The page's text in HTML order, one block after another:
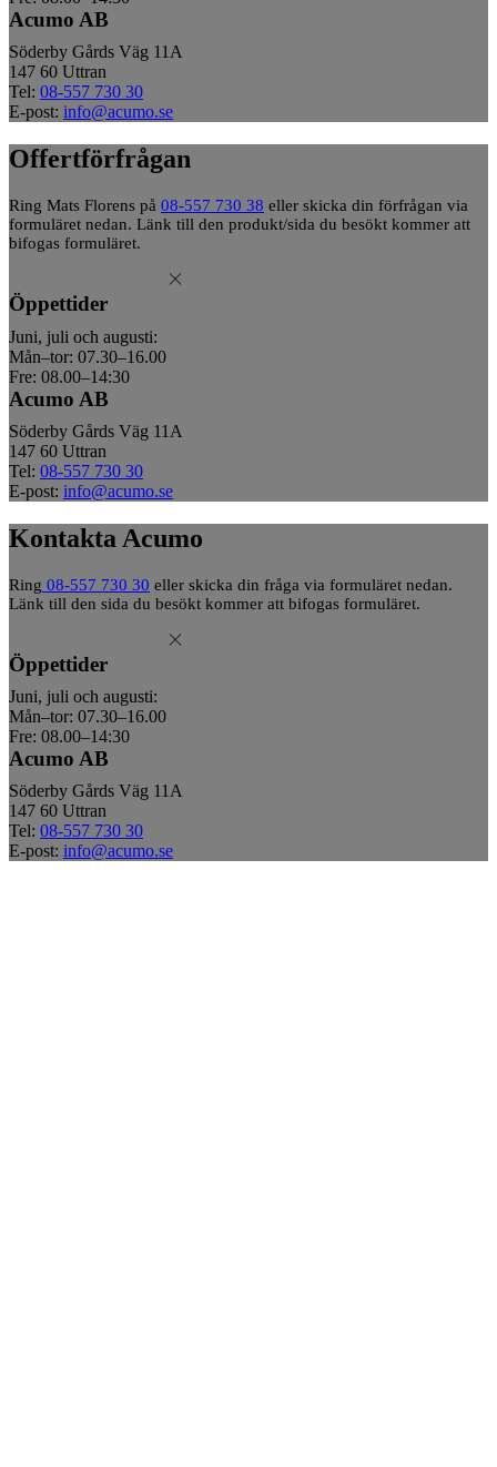
Acumo AB
Söderby Gårds Väg 11A
147 60 Uttran
Tel: 08-557 730 30
E-post: info@acumo.se
Offertförfrågan
Ring Mats Florens på 08-557 730 38 eller skicka din förfrågan via
formuläret nedan. Länk till den produkt/sida du besökt kommer att
bifogas formuläret.
Öppettider
Juni, juli och augusti:
Mån–tor: 07.30–16.00
Fre: 08.00–14:30
Acumo AB
Söderby Gårds Väg 11A
147 60 Uttran
Tel: 08-557 730 30
E-post: info@acumo.se
Kontakta Acumo
Ring 08-557 730 30 eller skicka din fråga via formuläret nedan.
Länk till den sida du besökt kommer att bifogas formuläret.
Öppettider
Juni, juli och augusti:
Mån–tor: 07.30–16.00
Fre: 08.00–14:30
Acumo AB
Söderby Gårds Väg 11A
147 60 Uttran
Tel: 08-557 730 30
E-post: info@acumo.se